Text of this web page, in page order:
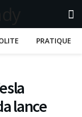
PRATIQUE
lance